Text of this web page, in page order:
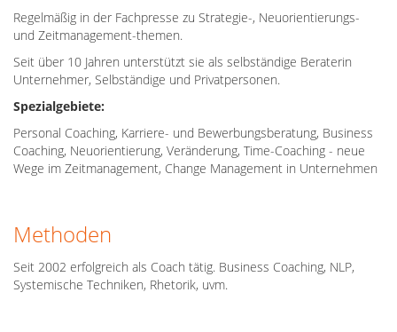
Regelmäßig in der Fachpresse zu Strategie-, Neuorientierungs-
und Zeitmanagement-themen.
Seit über 10 Jahren unterstützt sie als selbständige Beraterin
Unternehmer, Selbständige und Privatpersonen.
Spezialgebiete:
Personal Coaching, Karriere- und Bewerbungsberatung, Business
Coaching, Neuorientierung, Veränderung, Time-Coaching - neue
Wege im Zeitmanagement, Change Management in Unternehmen
Methoden
Seit 2002 erfolgreich als Coach tätig. Business Coaching, NLP,
Systemische Techniken, Rhetorik, uvm.